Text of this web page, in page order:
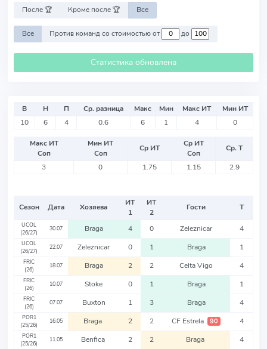
После 🏆 Кроме после 🏆 Все
Все Против команд со стоимостью от до
Статистика обновлена
В Н П Ср. разница Макс Мин Макс ИТ
Мин ИТ
10
6 4 0.6 6 1 4 0
Макс ИТ
Соп
Мин ИТ
Соп
Ср ИТ
Ср ИТ
Соп
Ср. Т
3
0 1.75 1.15 2.9
Сезон Дата Хозяева
ИТ
1
ИТ
2
Гости Т
UCOL
(26/27)
30.07 Braga 4 0 Zeleznicar 4
UCOL
(26/27)
22.07 Zeleznicar 0 1 Braga 1
FRIC
(26)
18.07 Braga 2 2 Celta Vigo 4
FRIC
(26)
10.07 Stoke 0 1 Braga 1
FRIC
(26)
07.07 Buxton 1 3 Braga 4
POR1
(25/26)
16.05 Braga 2 2 CF Estrela 90 4
POR1
(25/26)
11.05 Benfica 2 2 Braga 4